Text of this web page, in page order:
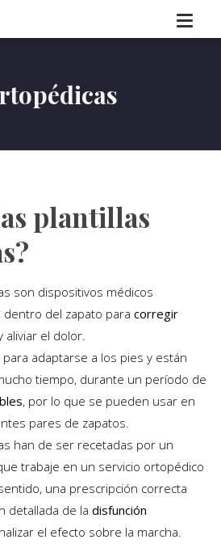
de herramientas
plantillas
son dispositivos médicos
del zapato para corregir
aliviar el dolor.
adaptarse a los pies y están
tiempo, durante un período de
, por lo que se pueden usar en
pares de zapatos.
han de ser recetadas por un
trabaje en un servicio ortopédico
una prescripción correcta
detallada de la disfunción
el efecto sobre la marcha.